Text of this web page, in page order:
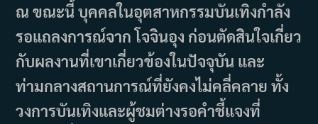
ณ ขณะนี้ บุคคลในอุตสาหกรรมบันเทิงกำลัง
รอแถลงการณ์จาก โจจินอุง ก่อนตัดสินใจเกี่ยว
กับผลงานที่เขาเกี่ยวข้องในปัจจุบัน และ
ท่ามกลางสถานการณ์ที่ยังคงไม่คลี่คลาย ทั้ง
วงการบันเทิงและผู้ชมต่างรอคำชี้แจงที่